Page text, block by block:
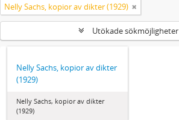
Nelly Sachs, kopior av dikter (1929)
Utökade sökmöjligheter
Nelly Sachs, kopior av dikter
(1929)
Nelly Sachs, kopior av dikter
(1929)